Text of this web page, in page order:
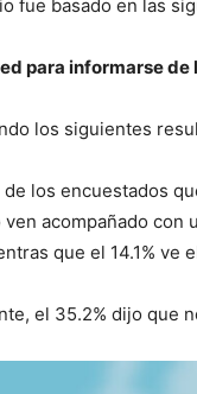
fue basado en las
para informarse
los siguientes
de los encuestados
ven acompañado con
que el 14.1% ve
el 35.2% dijo que